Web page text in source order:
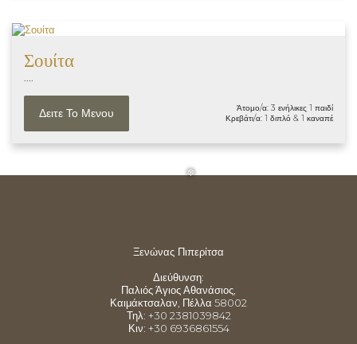
Σουίτα
Δειτε Το Μενου
Άτομο/α: 3 ενήλικες 1 παιδί
Κρεβάτι/α: 1 διπλό & 1 καναπέ
Ξενώνας Πιπερίτσα
Διεύθυνση:
Παλιός Άγιος Αθανάσιος,
Καιμάκτσαλαν, Πέλλα 58002
Τηλ: +30 2381039842
Κιν: +30 6936861554